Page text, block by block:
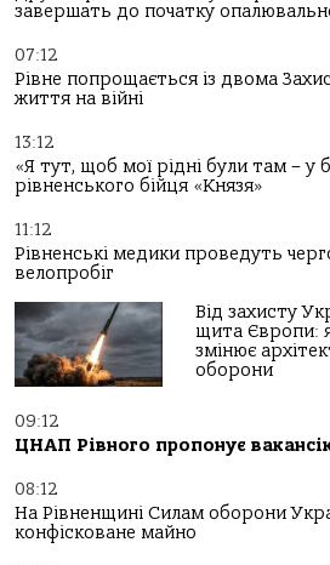
завершать до початку
07:12
Рівне попрощається із двома
життя на війні
13:12
«Я тут, щоб мої рідні були там – у
рівненського бійця «Князя»
11:12
Рівненські медики проведуть
велопробіг
Від захисту
щита Європи:
змінює
оборони
09:12
ЦНАП Рівного пропонує
08:12
На Рівненщині Силам оборони
конфісковане майно